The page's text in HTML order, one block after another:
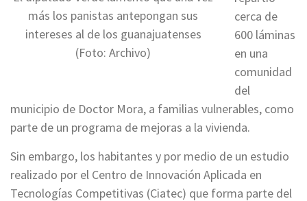
más los panistas antepongan sus
intereses al de los guanajuatenses
(Foto: Archivo)
cerca de
600 láminas
en una
comunidad
del
municipio de Doctor Mora, a familias vulnerables, como
parte de un programa de mejoras a la vivienda.
Sin embargo, los habitantes y por medio de un estudio
realizado por el Centro de Innovación Aplicada en
Tecnologías Competitivas (Ciatec) que forma parte del